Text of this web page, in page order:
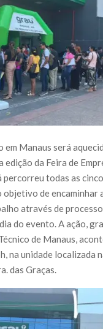
Manaus será
edição da Feira de
percorreu todas as
objetivo de encaminhar
através de
do evento. A ação,
de Manaus,
na unidade localizada
das Graças.